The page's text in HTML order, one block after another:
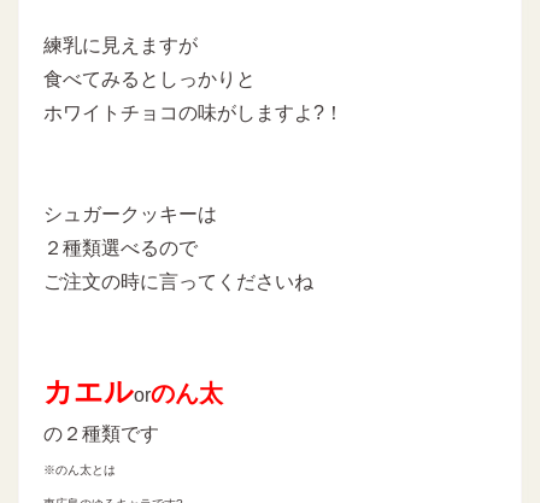
練乳に見えますが
食べてみるとしっかりと
ホワイトチョコの味がしますよ?！
シュガークッキーは
２種類選べるので
ご注文の時に言ってくださいね
カエルorのん太
の２種類です
※のん太とは